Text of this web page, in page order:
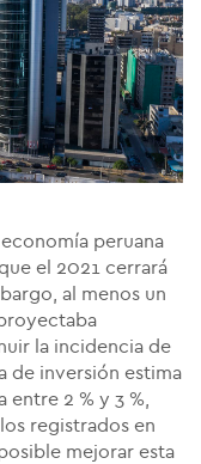
peruana
el 2021 cerrará
al menos un
la incidencia de
de inversión estima
2 % y 3 %,
registrados en
mejorar esta